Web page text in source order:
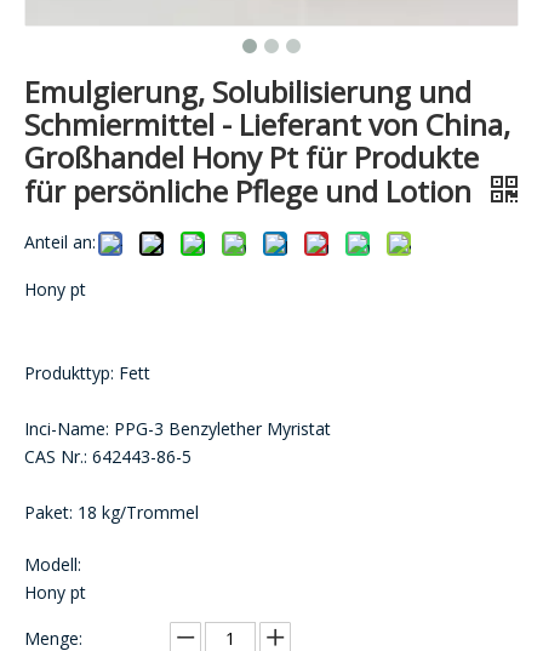
Emulgierung, Solubilisierung und
Schmiermittel - Lieferant von China,
Großhandel Hony Pt für Produkte
für persönliche Pflege und Lotion
Anteil an:
Hony pt
Produkttyp: Fett
Inci-Name: PPG-3 Benzylether Myristat
CAS Nr.: 642443-86-5
Paket: 18 kg/Trommel
Modell:
Hony pt
Menge: